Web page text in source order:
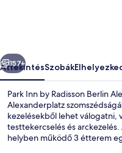
Következő
157+
ÁttekintésSzobák
Park Inn by Radisson Berlin
Alexanderplatz
kezelésekből lehet válogatni,
testtekercselés és
helyben működő 3 étterem